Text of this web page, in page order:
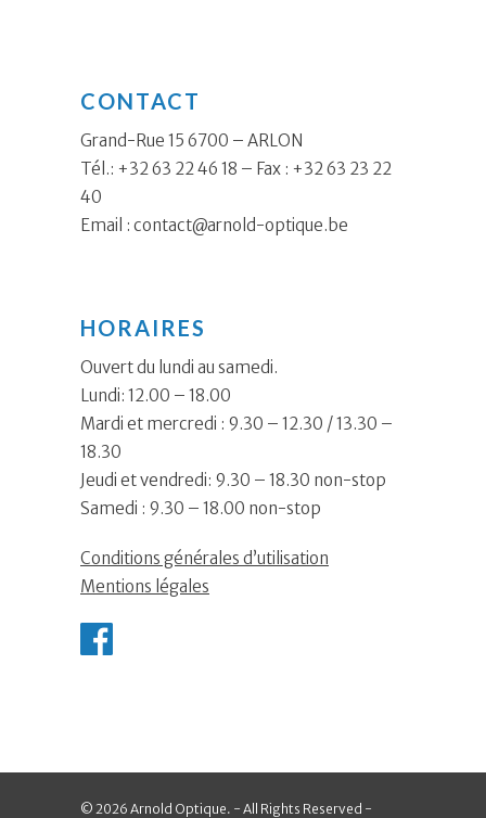
CONTACT
Grand-Rue 15 6700 – ARLON
Tél.: +32 63 22 46 18 – Fax : +32 63 23 22
40
Email : contact@arnold-optique.be
HORAIRES
Ouvert du lundi au samedi.
Lundi: 12.00 – 18.00
Mardi et mercredi : 9.30 – 12.30 / 13.30 –
18.30
Jeudi et vendredi: 9.30 – 18.30 non-stop
Samedi : 9.30 – 18.00 non-stop
Conditions générales d’utilisation
Mentions légales
© 2026 Arnold Optique. - All Rights Reserved -